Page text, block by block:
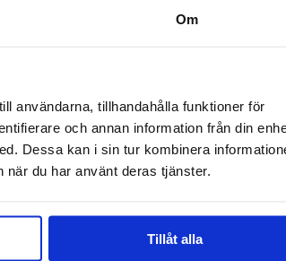
Om
användarna, tillhandahålla funktioner för
och annan information från din
Dessa kan i sin tur kombinera
du har använt deras tjänster.
Tillåt alla